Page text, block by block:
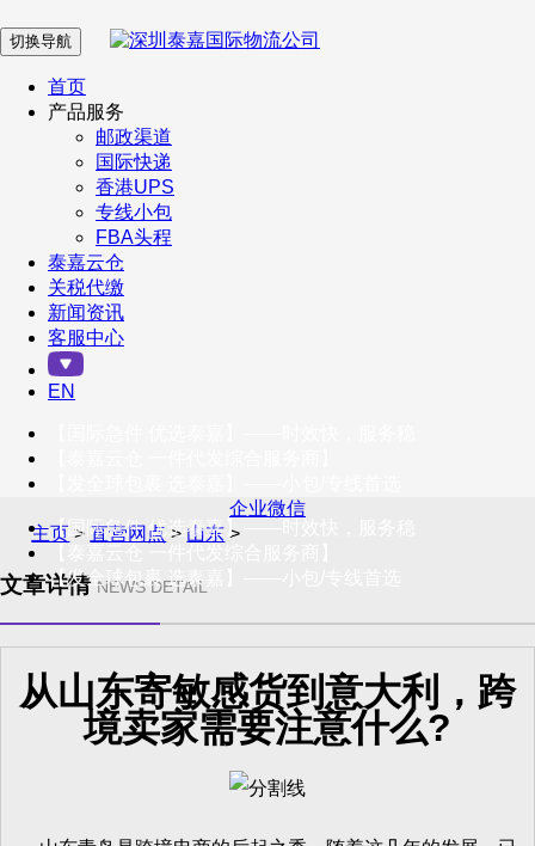
在 线 客 服
企业微信
订阅号
客户服务热线
400-098-5699
联系我们
切换导航
首页
产品服务
邮政渠道
国际快递
香港UPS
专线小包
FBA头程
泰嘉云仓
关税代缴
新闻资讯
客服中心
EN
【国际急件 优选泰嘉】——时效快，服务稳
【发全球包裹 选泰嘉】——小包/专线首选
企业微信
主页 > 直营网点 > 山东 >
文章详情 NEWS DETAIL
从山东寄敏感货到意大利，跨
境卖家需要注意什么?